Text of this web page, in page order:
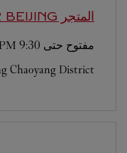
المتجر CARTIER BEIJING
مفتوح حتى 9:30 PM
Chaoyang District